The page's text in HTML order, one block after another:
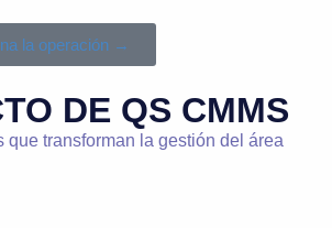
la operación →
DE QS CMMS
que transforman la gestión del área